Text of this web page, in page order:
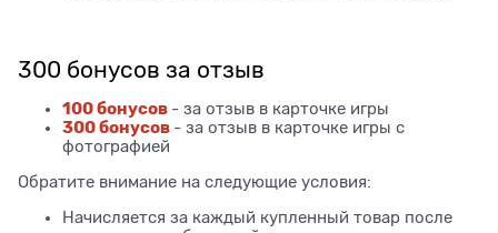
300 бонусов за отзыв
100 бонусов - за отзыв в карточке игры
300 бонусов - за отзыв в карточке игры с
фотографией
Обратите внимание на следующие условия:
Начисляется за каждый купленный товар после